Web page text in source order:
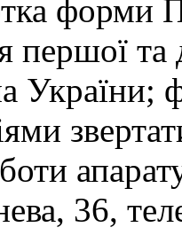
форми
першої
України;
36,